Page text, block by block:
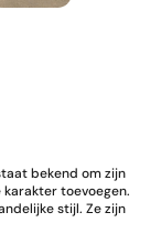
bekend om zijn
toevoegen.
stijl. Ze zijn